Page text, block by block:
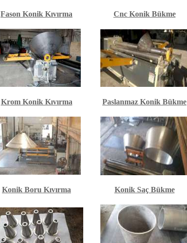
Fason Konik Kıvırma Cnc Konik Bükme
Krom Konik Kıvırma Paslanmaz Konik Bükme
Konik Boru Kıvırma Konik Saç Bükme